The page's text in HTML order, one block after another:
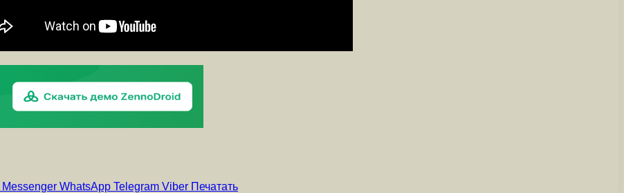
Messenger WhatsApp Telegram Viber Печатать